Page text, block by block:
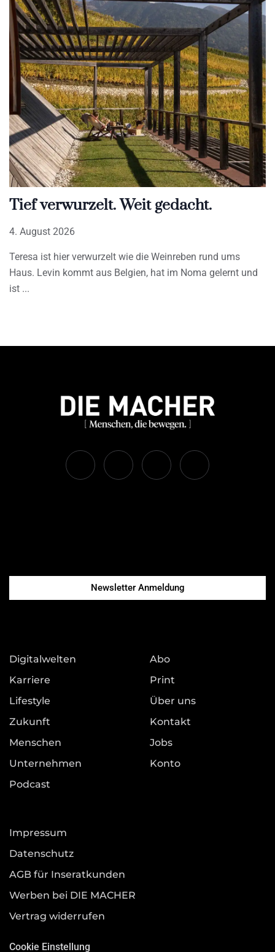
Tief verwurzelt. Weit gedacht.
4. August 2026
Teresa ist hier verwurzelt wie die Weinreben rund ums
Haus. Levin kommt aus Belgien, hat im Noma gelernt und
ist
Newsletter Anmeldung
Digitalwelten
Karriere
Lifestyle
Zukunft
Menschen
Unternehmen
Podcast
Abo
Print
Über uns
Kontakt
Jobs
Konto
Impressum
Datenschutz
AGB für Inseratkunden
Werben bei DIE MACHER
Vertrag widerrufen
Cookie Einstellung